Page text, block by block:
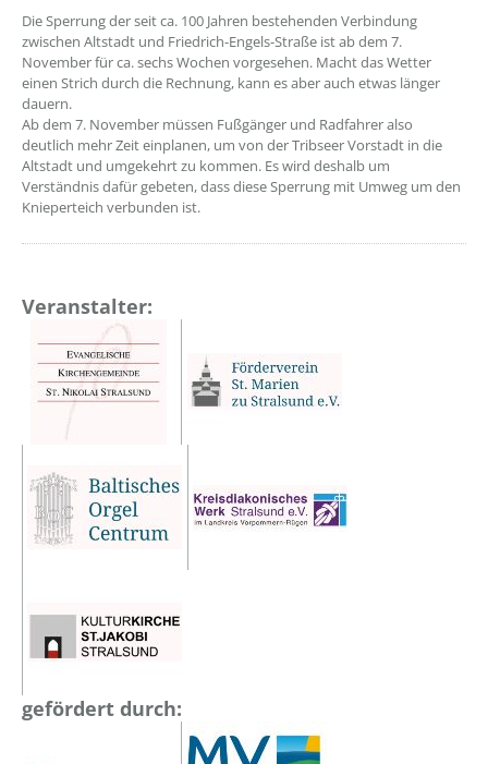
Die Sperrung der seit ca. 100 Jahren bestehenden Verbindung
zwischen Altstadt und Friedrich-Engels-Straße ist ab dem 7.
November für ca. sechs Wochen vorgesehen. Macht das Wetter
einen Strich durch die Rechnung, kann es aber auch etwas länger
dauern.
Ab dem 7. November müssen Fußgänger und Radfahrer also
deutlich mehr Zeit einplanen, um von der Tribseer Vorstadt in die
Altstadt und umgekehrt zu kommen. Es wird deshalb um
Verständnis dafür gebeten, dass diese Sperrung mit Umweg um den
Knieperteich verbunden ist.
Veranstalter:
gefördert durch: